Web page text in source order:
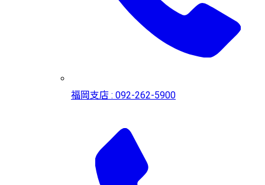
福岡支店 : 092-262-5900